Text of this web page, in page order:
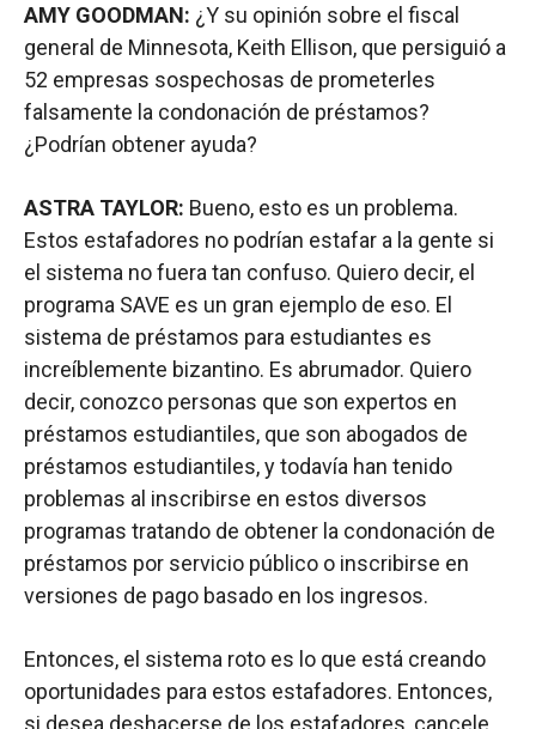
AMY GOODMAN: ¿Y su opinión sobre el fiscal
general de Minnesota, Keith Ellison, que persiguió a
52 empresas sospechosas de prometerles
falsamente la condonación de préstamos?
¿Podrían obtener ayuda?
ASTRA TAYLOR: Bueno, esto es un problema.
Estos estafadores no podrían estafar a la gente si
el sistema no fuera tan confuso. Quiero decir, el
programa SAVE es un gran ejemplo de eso. El
sistema de préstamos para estudiantes es
increíblemente bizantino. Es abrumador. Quiero
decir, conozco personas que son expertos en
préstamos estudiantiles, que son abogados de
préstamos estudiantiles, y todavía han tenido
problemas al inscribirse en estos diversos
programas tratando de obtener la condonación de
préstamos por servicio público o inscribirse en
versiones de pago basado en los ingresos.
Entonces, el sistema roto es lo que está creando
oportunidades para estos estafadores. Entonces,
si desea deshacerse de los estafadores, cancele